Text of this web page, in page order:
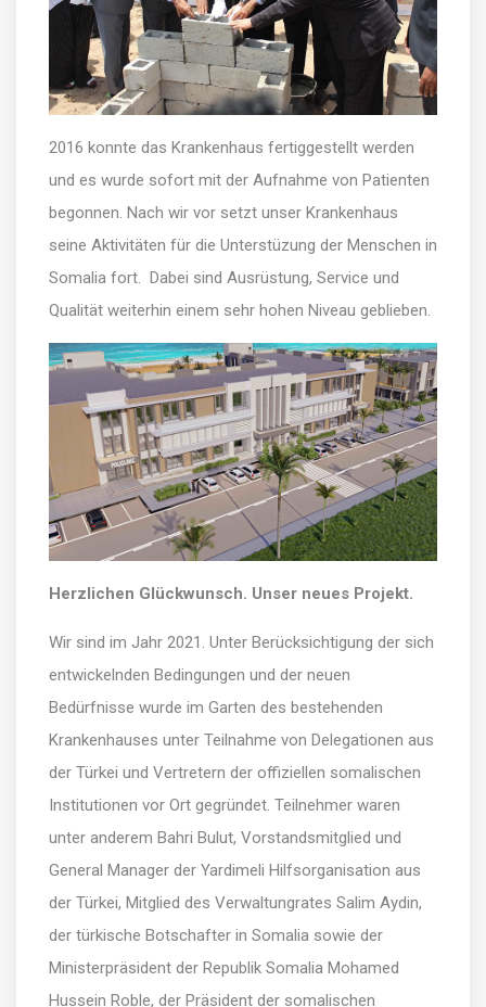
2016 konnte das Krankenhaus fertiggestellt werden
und es wurde sofort mit der Aufnahme von Patienten
begonnen. Nach wir vor setzt unser Krankenhaus
seine Aktivitäten für die Unterstüzung der Menschen in
Somalia fort. Dabei sind Ausrüstung, Service und
Qualität weiterhin einem sehr hohen Niveau geblieben.
Herzlichen Glückwunsch. Unser neues Projekt.
Wir sind im Jahr 2021. Unter Berücksichtigung der sich
entwickelnden Bedingungen und der neuen
Bedürfnisse wurde im Garten des bestehenden
Krankenhauses unter Teilnahme von Delegationen aus
der Türkei und Vertretern der offiziellen somalischen
Institutionen vor Ort gegründet. Teilnehmer waren
unter anderem Bahri Bulut, Vorstandsmitglied und
General Manager der Yardimeli Hilfsorganisation aus
der Türkei, Mitglied des Verwaltungrates Salim Aydin,
der türkische Botschafter in Somalia sowie der
Ministerpräsident der Republik Somalia Mohamed
Hussein Roble, der Präsident der somalischen